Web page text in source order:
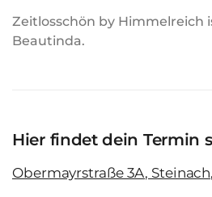
Zeitlosschön by Himmelreich
Beautinda.
Hier findet dein Termin
Obermayrstraße 3A,